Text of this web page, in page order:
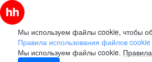
Мы используем файлы cookie, чтобы
Правила использования файлов cookie
Мы используем файлы cookie.